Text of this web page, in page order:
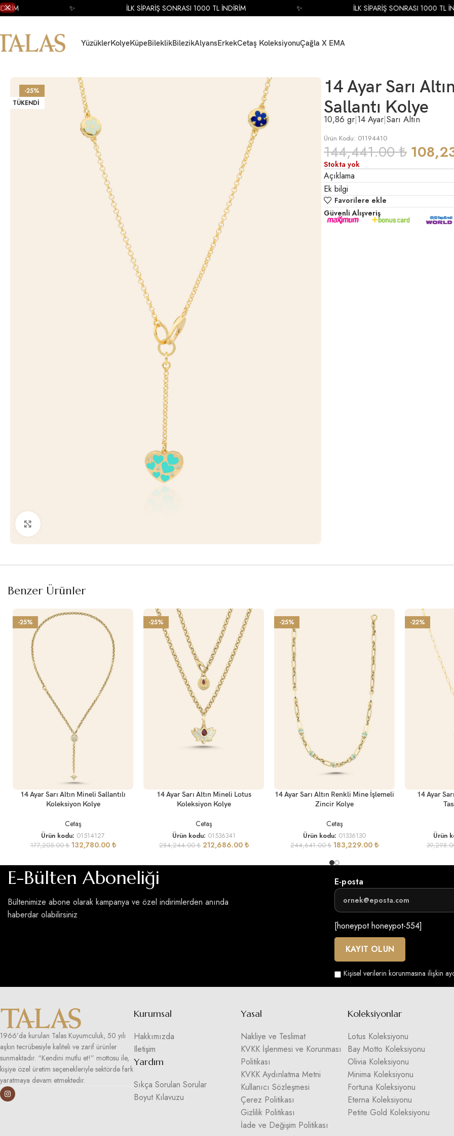
YüzüklerKolyeKüpeBileklikBilezikAlyansErkekCetaş KoleksiyonuÇağla X EMA
-25%
TÜKENDI
14 Ayar Sarı
Sallantı Kolye
10,86 gr|14 Ayar|Sarı Altın
Ürün Kodu: 01194410
144,441.00₺
Stokta yok
Açıklama
Ek bilgi
Favorilere ekle
Güvenli Alışveriş
Benzer Ürünler
-25%
SEPETE EKLE
14 Ayar Sarı Altın Mineli Sallantılı
Koleksiyon Kolye
Cetaş
Ürün kodu: 01514127
177,205.00₺ 132,780.00 ₺
-25%
SEPETE EKLE
14 Ayar Sarı Altın Mineli Lotus
Koleksiyon Kolye
Cetaş
Ürün kodu: 01536341
284,244.00₺ 212,686.00 ₺
-25%
SEPETE EKLE
14 Ayar Sarı Altın Renkli Mine İşlemeli
Zincir Kolye
Cetaş
Ürün kodu: 01336130
244,641.00₺ 183,229.00 ₺
-22%
SEPETE EKLE
14 Ayar
Ürün
E-Bülten Aboneliği
Bültenimize abone olarak kampanya ve özel indirimlerden anında
haberdar olabilirsiniz
E-posta
[honeypot honeypot-554]
Kişisel verilerin korunmasına ilişkin
1966’da kurulan Talas Kuyumculuk, 50 yılı
aşkın tecrübesiyle kaliteli ve zarif ürünler
sunmaktadır. “Kendini mutlu et!” mottosu ile,
kişiye özel üretim seçenekleriyle sektörde fark
yaratmaya devam etmektedir.
Kurumsal
Hakkımızda
Iletişim
Yardım
Sıkça Sorulan Sorular
Boyut Kılavuzu
Yasal
Nakliye ve Teslimat
KVKK İşlenmesi ve Korunması
Politikası
KVKK Aydınlatma Metni
Kullanıcı Sözleşmesi
Çerez Politikası
Gizlilik Politikası
İade ve Değişim Politikası
Koleksiyonlar
Lotus Koleksiyonu
Bay Motto Koleksiyonu
Olivia Koleksiyonu
Minima Koleksiyonu
Fortuna Koleksiyonu
Eterna Koleksiyonu
Petite Gold Koleksiyonu
İLK SİPARİŞ SONRASI 1000 TL İNDİRİM İLK SİPARİŞ SONRASI 1000 TL